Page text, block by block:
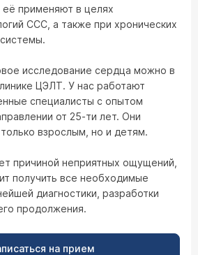
применяют в целях
ССС, а также при хронических
исследование сердца можно в
ЦЭЛТ. У нас работают
специалисты с опытом
от 25-ти лет. Они
взрослым, но и детям.
причиной неприятных ощущений,
получить все необходимые
диагностики, разработки
продолжения.
на прием